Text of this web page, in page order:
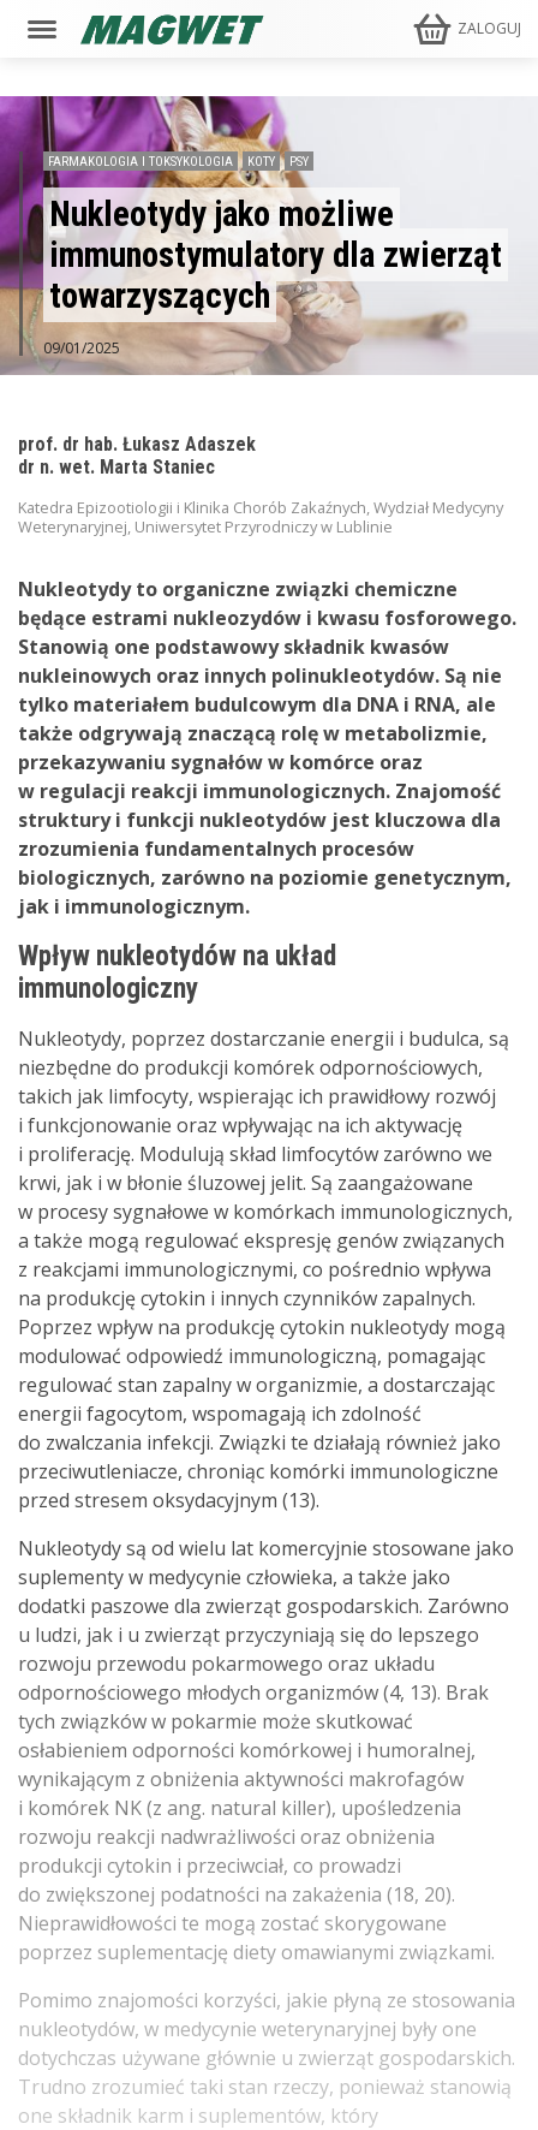
ZALOGUJ
FARMAKOLOGIA I TOKSYKOLOGIA KOTY PSY
Nukleotydy jako możliwe
immunostymulatory dla zwierząt
towarzyszących
09/01/2025
prof. dr hab. Łukasz Adaszek
dr n. wet. Marta Staniec
Katedra Epizootiologii i Klinika Chorób Zakaźnych, Wydział Medycyny
Weterynaryjnej, Uniwersytet Przyrodniczy w Lublinie
Nukleotydy to organiczne związki chemiczne
będące estrami nukleozydów i kwasu fosforowego.
Stanowią one podstawowy składnik kwasów
nukleinowych oraz innych polinukleotydów. Są nie
tylko materiałem budulcowym dla DNA i RNA, ale
także odgrywają znaczącą rolę w metabolizmie,
przekazywaniu sygnałów w komórce oraz
w regulacji reakcji immunologicznych. Znajomość
struktury i funkcji nukleotydów jest kluczowa dla
zrozumienia fundamentalnych procesów
biologicznych, zarówno na poziomie genetycznym,
jak i immunologicznym.
Wpływ nukleotydów na układ
immunologiczny
Nukleotydy, poprzez dostarczanie energii i budulca, są
niezbędne do produkcji komórek odpornościowych,
takich jak limfocyty, wspierając ich prawidłowy rozwój
i funkcjonowanie oraz wpływając na ich aktywację
i proliferację. Modulują skład limfocytów zarówno we
krwi, jak i w błonie śluzowej jelit. Są zaangażowane
w procesy sygnałowe w komórkach immunologicznych,
a także mogą regulować ekspresję genów związanych
z reakcjami immunologicznymi, co pośrednio wpływa
na produkcję cytokin i innych czynników zapalnych.
Poprzez wpływ na produkcję cytokin nukleotydy mogą
modulować odpowiedź immunologiczną, pomagając
regulować stan zapalny w organizmie, a dostarczając
energii fagocytom, wspomagają ich zdolność
do zwalczania infekcji. Związki te działają również jako
przeciwutleniacze, chroniąc komórki immunologiczne
przed stresem oksydacyjnym (13).
Nukleotydy są od wielu lat komercyjnie stosowane jako
suplementy w medycynie człowieka, a także jako
dodatki paszowe dla zwierząt gospodarskich. Zarówno
u ludzi, jak i u zwierząt przyczyniają się do lepszego
rozwoju przewodu pokarmowego oraz układu
odpornościowego młodych organizmów (4, 13). Brak
tych związków w pokarmie może skutkować
osłabieniem odporności komórkowej i humoralnej,
wynikającym z obniżenia aktywności makrofagów
i komórek NK (z ang. natural killer), upośledzenia
rozwoju reakcji nadwrażliwości oraz obniżenia
produkcji cytokin i przeciwciał, co prowadzi
do zwiększonej podatności na zakażenia (18, 20).
Nieprawidłowości te mogą zostać skorygowane
poprzez suplementację diety omawianymi związkami.
Pomimo znajomości korzyści, jakie płyną ze stosowania
nukleotydów, w medycynie weterynaryjnej były one
dotychczas używane głównie u zwierząt gospodarskich.
Trudno zrozumieć taki stan rzeczy, ponieważ stanowią
one składnik karm i suplementów, który